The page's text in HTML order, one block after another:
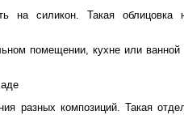
на силикон. Такая облицовка
помещении, кухне или ванной
разных композиций. Такая